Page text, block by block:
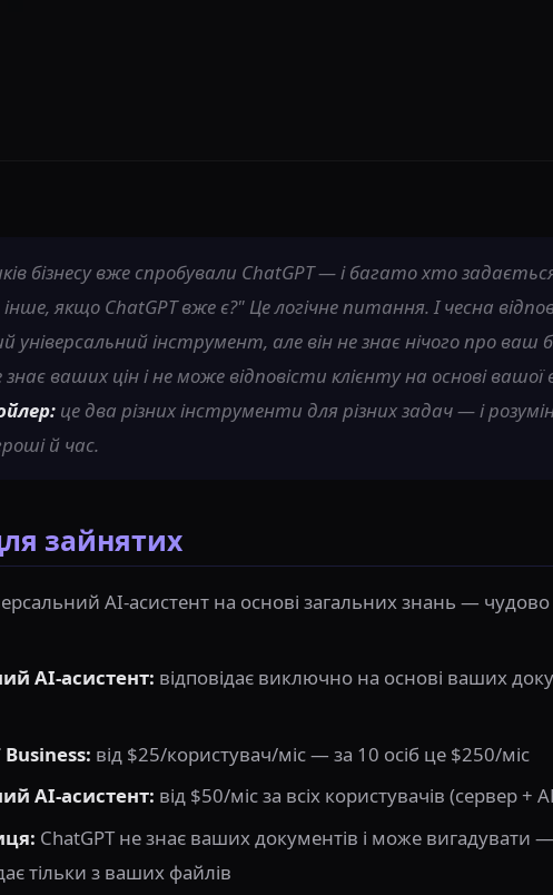
бізнесу вже спробували ChatGPT — і багато хто
якщо ChatGPT вже є?" Це логічне питання. І чесна
універсальний інструмент, але він не знає нічого про ваш
ваших цін і не може відповісти клієнту на основі
це два різних інструменти для різних задач — і
й час.
зайнятих
AI-асистент на основі загальних знань —
AI-асистент: відповідає виключно на основі ваших
Business: від $25/користувач/міс — за 10 осіб це $250/міс
AI-асистент: від $50/міс за всіх користувачів (сервер +
ChatGPT не знає ваших документів і може вигадувати
тільки з ваших файлів